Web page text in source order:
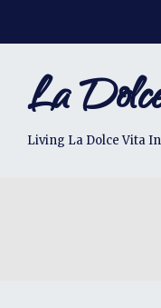
La
Living La Dolce Vita